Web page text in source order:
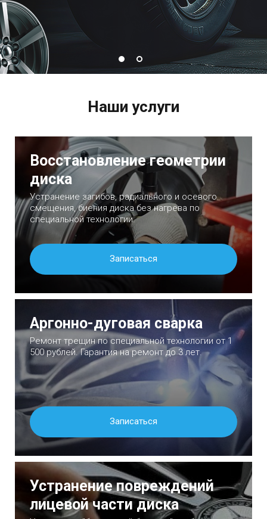
Наши услуги
Восстановление геометрии
диска
Устранение загибов, радиального и осевого
смещения, биения диска без нагрева по
специальной технологии.
Записаться
Аргонно-дуговая сварка
Ремонт трещин по специальной технологии от 1
500 рублей. Гарантия на ремонт до 3 лет.
Записаться
Устранение повреждений
лицевой части диска